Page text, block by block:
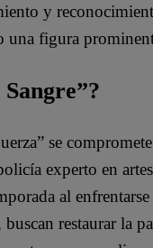
y
una figura
se
experto en
al
restaurar la